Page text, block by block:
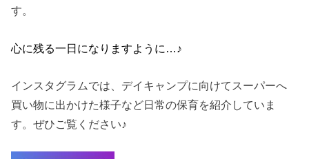
す。
心に残る一日になりますように…♪
インスタグラムでは、デイキャンプに向けてスーパーへ
買い物に出かけた様子など日常の保育を紹介していま
す。ぜひご覧ください♪